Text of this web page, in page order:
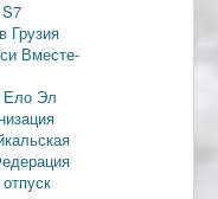
Грузия
Вместе-
Ело Эл